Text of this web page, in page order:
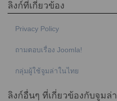
ลิงก์ที่เกี่ยวข้อง
Privacy Policy
ถามตอบเรื่อง Joomla!
กลุ่มผู้ใช้จูมล่าในไทย
ลิงก์อื่นๆ ที่เกี่ยวข้องกับจูมล่า